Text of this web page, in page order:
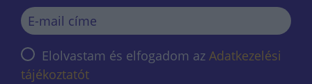
Elolvastam és elfogadom az Adatkezelési
tájékoztatót